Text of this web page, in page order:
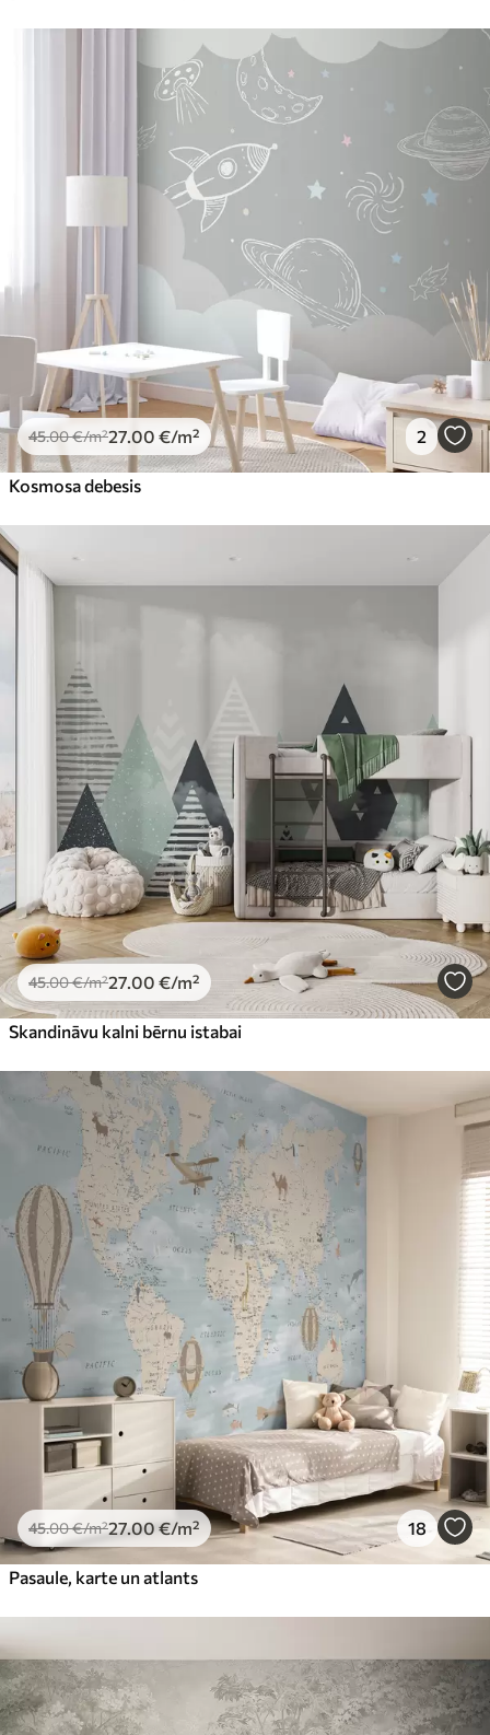
45.00€/m²27.00 €/m² 2
Kosmosa debesis
45.00€/m²27.00 €/m²
Skandināvu kalni bērnu istabai
45.00€/m²27.00 €/m² 18
Pasaule, karte un atlants